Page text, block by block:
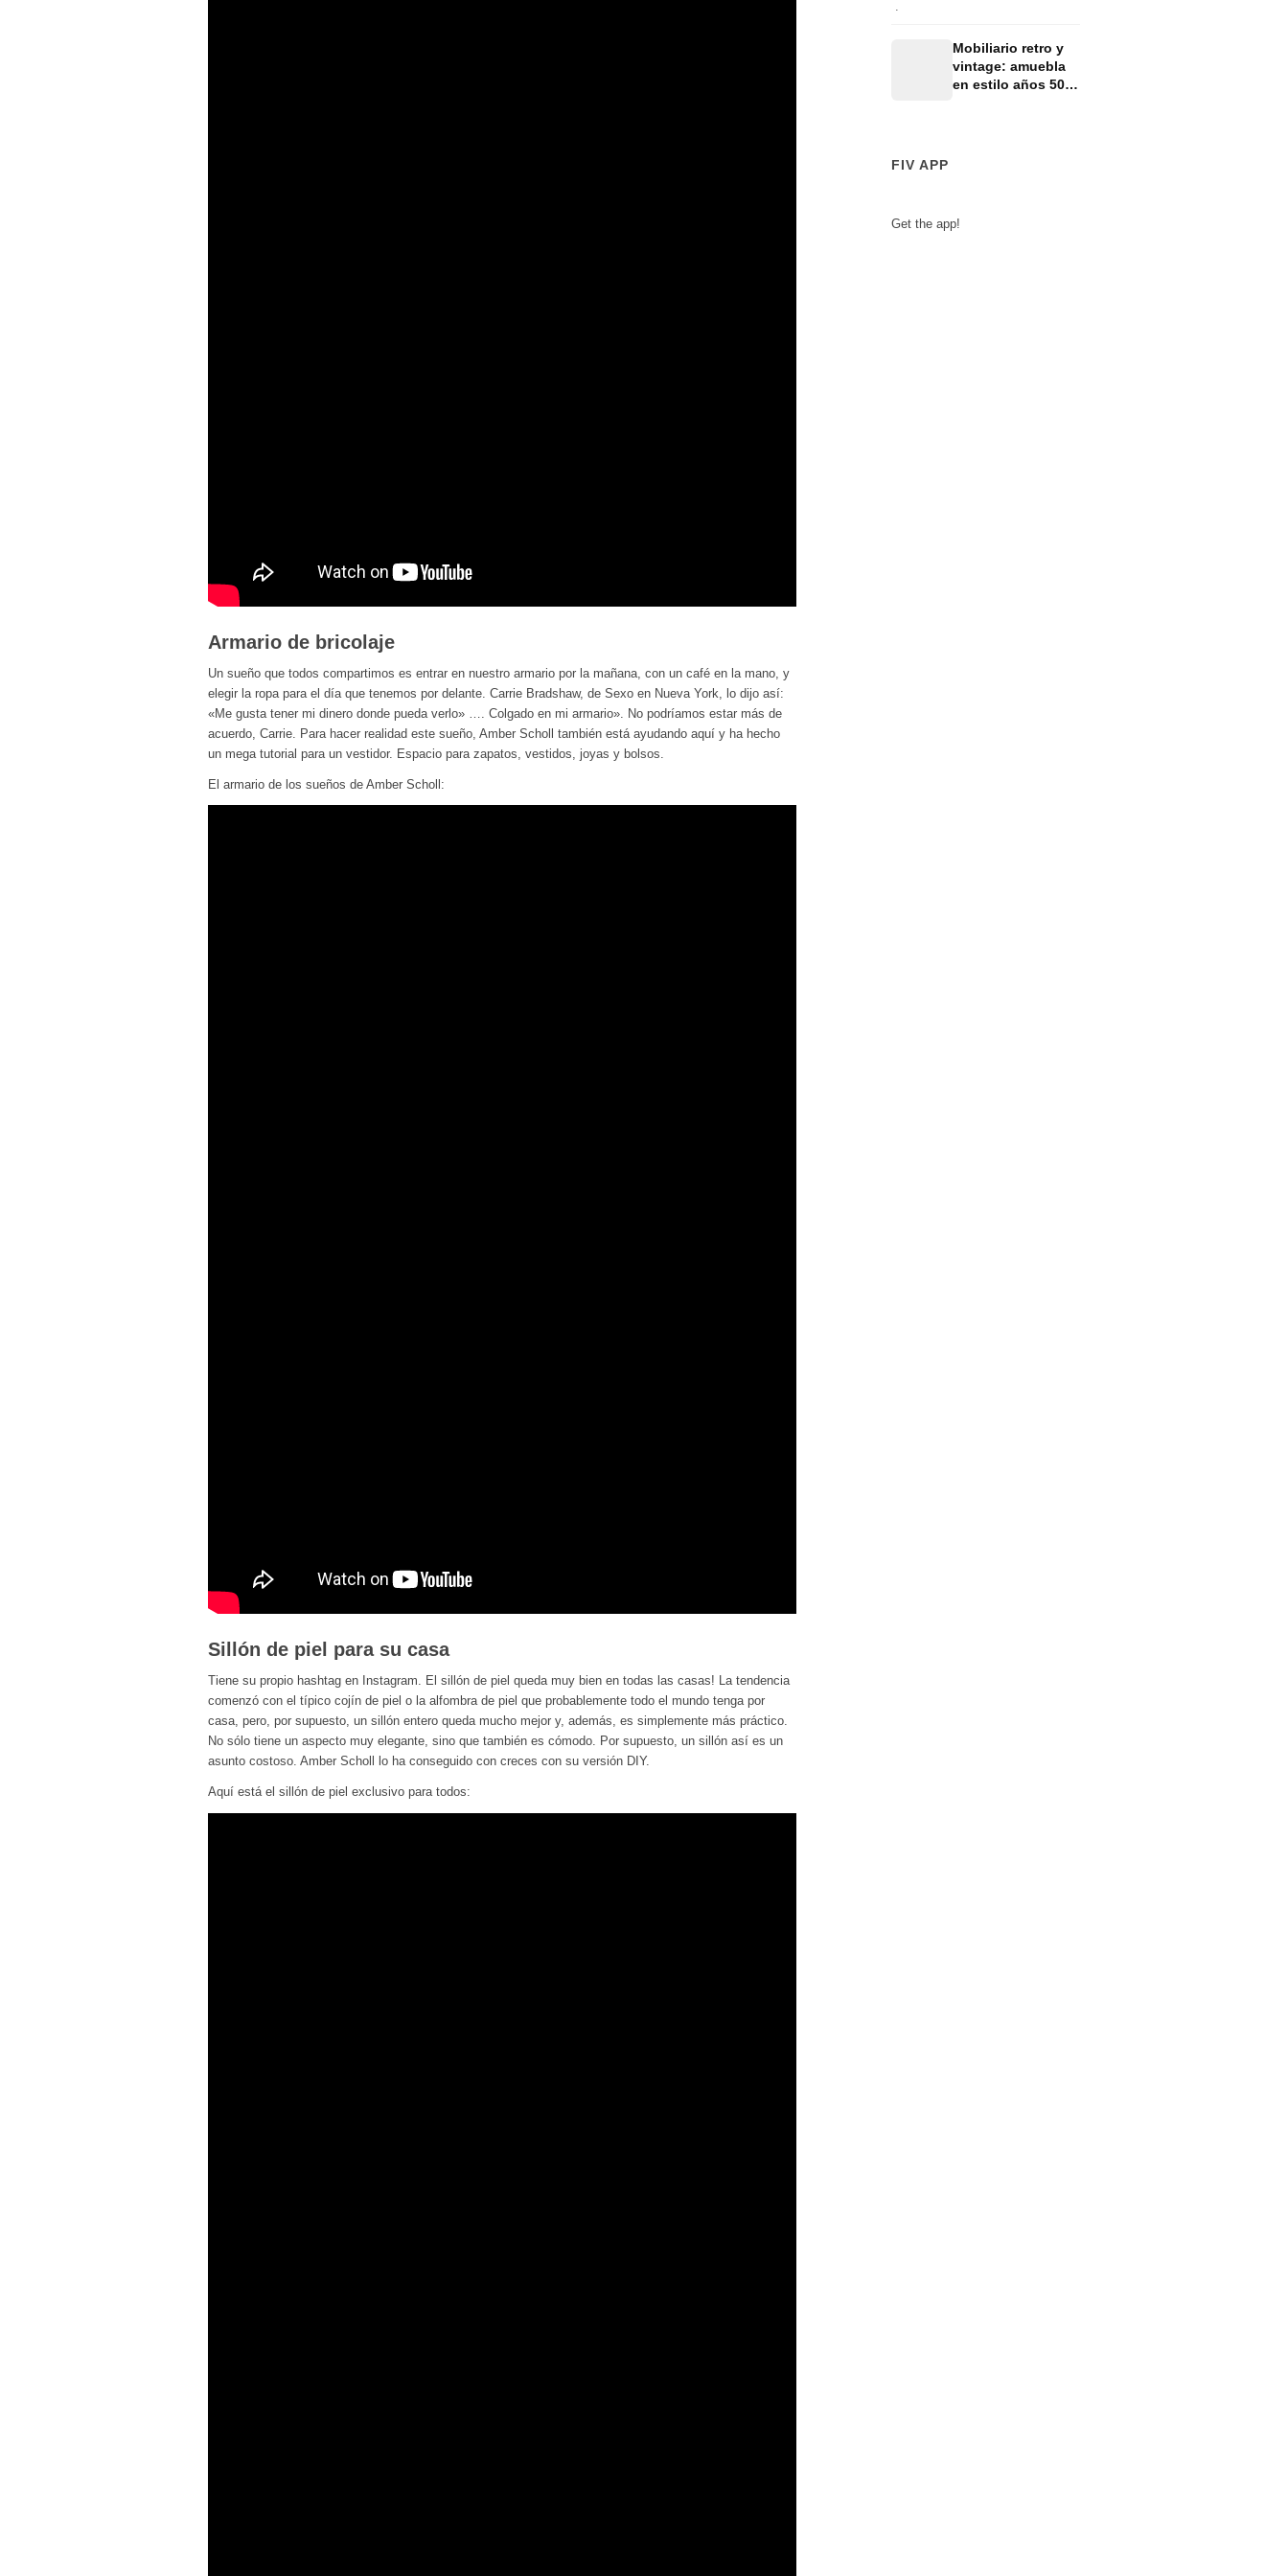
Armario de bricolaje
Un sueño que todos compartimos es entrar en nuestro armario por la mañana, con un café en la mano, y
elegir la ropa para el día que tenemos por delante. Carrie Bradshaw, de Sexo en Nueva York, lo dijo así:
«Me gusta tener mi dinero donde pueda verlo» …. Colgado en mi armario». No podríamos estar más de
acuerdo, Carrie. Para hacer realidad este sueño, Amber Scholl también está ayudando aquí y ha hecho
un mega tutorial para un vestidor. Espacio para zapatos, vestidos, joyas y bolsos.
El armario de los sueños de Amber Scholl:
Sillón de piel para su casa
Tiene su propio hashtag en Instagram. El sillón de piel queda muy bien en todas las casas! La tendencia
comenzó con el típico cojín de piel o la alfombra de piel que probablemente todo el mundo tenga por
casa, pero, por supuesto, un sillón entero queda mucho mejor y, además, es simplemente más práctico.
No sólo tiene un aspecto muy elegante, sino que también es cómodo. Por supuesto, un sillón así es un
asunto costoso. Amber Scholl lo ha conseguido con creces con su versión DIY.
Aquí está el sillón de piel exclusivo para todos:
con muebles como
sofás, mesas & co.
Mobiliario retro y
vintage: amuebla
en estilo años 50,
FIV APP
Get the app!